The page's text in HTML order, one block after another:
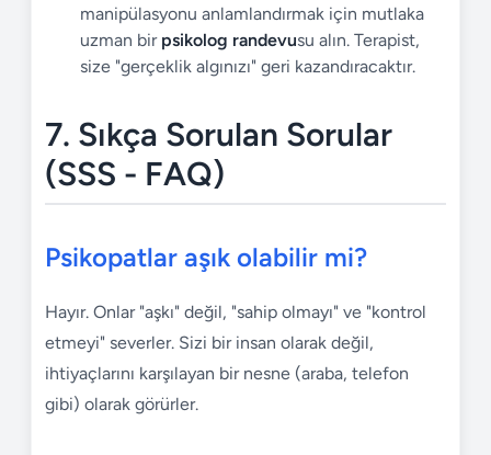
manipülasyonu anlamlandırmak için mutlaka
uzman bir psikolog randevusu alın. Terapist,
size "gerçeklik algınızı" geri kazandıracaktır.
7. Sıkça Sorulan Sorular
(SSS - FAQ)
Psikopatlar aşık olabilir mi?
Hayır. Onlar "aşkı" değil, "sahip olmayı" ve "kontrol
etmeyi" severler. Sizi bir insan olarak değil,
ihtiyaçlarını karşılayan bir nesne (araba, telefon
gibi) olarak görürler.